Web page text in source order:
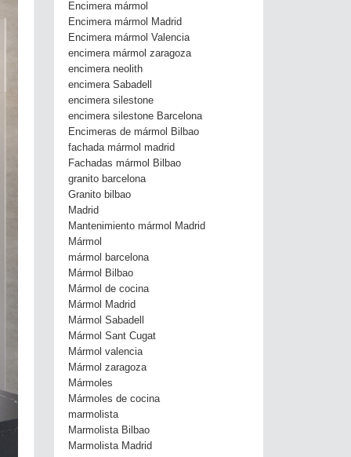
Encimera mármol
Encimera mármol Madrid
Encimera mármol Valencia
encimera mármol zaragoza
encimera neolith
encimera Sabadell
encimera silestone
encimera silestone Barcelona
Encimeras de mármol Bilbao
fachada mármol madrid
Fachadas mármol Bilbao
granito barcelona
Granito bilbao
Madrid
Mantenimiento mármol Madrid
Mármol
mármol barcelona
Mármol Bilbao
Mármol de cocina
Mármol Madrid
Mármol Sabadell
Mármol Sant Cugat
Mármol valencia
Mármol zaragoza
Mármoles
Mármoles de cocina
marmolista
Marmolista Bilbao
Marmolista Madrid